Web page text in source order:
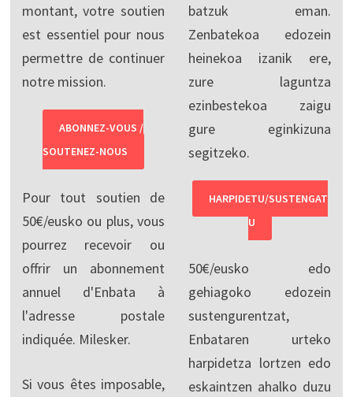
montant, votre soutien
est essentiel pour nous
permettre de continuer
notre mission.
ABONNEZ-VOUS /
SOUTENEZ-NOUS
Pour tout soutien de
50€/eusko ou plus, vous
pourrez recevoir ou
offrir un abonnement
annuel d'Enbata à
l'adresse postale
indiquée. Milesker.
Si vous êtes imposable,
batzuk eman.
Zenbatekoa edozein
heinekoa izanik ere,
zure laguntza
ezinbestekoa zaigu
gure eginkizuna
segitzeko.
HARPIDETU/SUSTENGAT
U
50€/eusko edo
gehiagoko edozein
sustengurentzat,
Enbataren urteko
harpidetza lortzen edo
eskaintzen ahalko duzu